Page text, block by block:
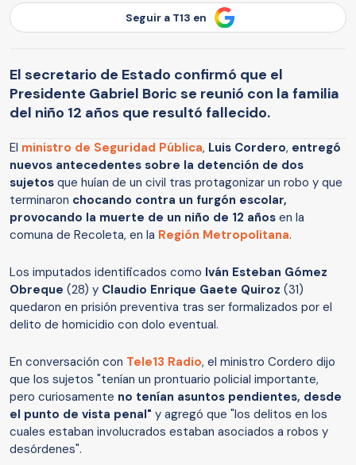
Seguir a T13 en
El secretario de Estado confirmó que el
Presidente Gabriel Boric se reunió con la familia
del niño 12 años que resultó fallecido.
El ministro de Seguridad Pública, Luis Cordero, entregó
nuevos antecedentes sobre la detención de dos
sujetos que huían de un civil tras protagonizar un robo y que
terminaron chocando contra un furgón escolar,
provocando la muerte de un niño de 12 años en la
comuna de Recoleta, en la Región Metropolitana.
Los imputados identificados como Iván Esteban Gómez
Obreque (28) y Claudio Enrique Gaete Quiroz (31)
quedaron en prisión preventiva tras ser formalizados por el
delito de homicidio con dolo eventual.
En conversación con Tele13 Radio, el ministro Cordero dijo
que los sujetos "tenían un prontuario policial importante,
pero curiosamente no tenían asuntos pendientes, desde
el punto de vista penal" y agregó que "los delitos en los
cuales estaban involucrados estaban asociados a robos y
desórdenes".